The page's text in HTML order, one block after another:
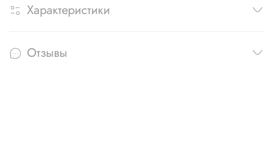
Характеристики
Отзывы